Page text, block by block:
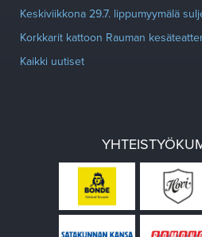
Keskiviikkona 29.7. lippumyymälä
Korkkarit kattoon Rauman
Kaikki uutiset